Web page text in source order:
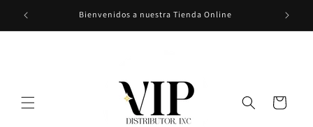
directamente
al contenido
Bienvenidos a nuestra Tienda Online
Carrito